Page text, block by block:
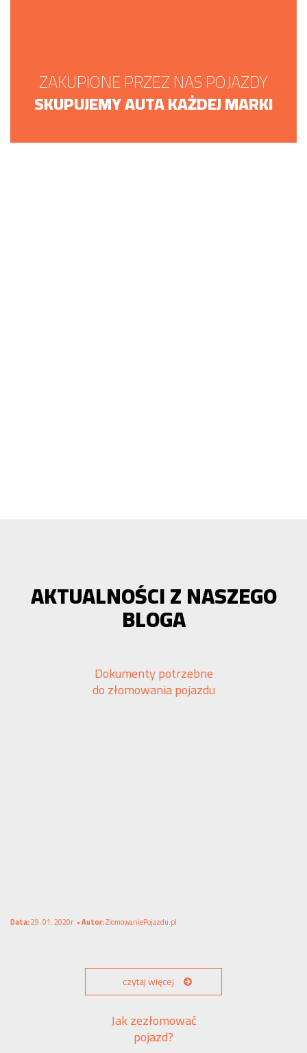
ZAKUPIONE PRZEZ NAS POJAZDY
SKUPUJEMY AUTA KAŻDEJ MARKI
AKTUALNOŚCI Z NASZEGO
BLOGA
Dokumenty potrzebne
do złomowania pojazdu
Data:29. 01. 2020r. •Autor:ZlomowaniePojazdu.pl
czytaj więcej
Jak zezłomować
pojazd?